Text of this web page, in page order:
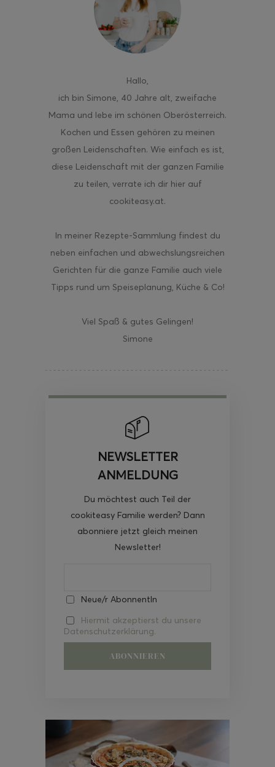
Eis am Stil
Hallo,
ich bin Simone, 40 Jahre alt, zweifache
Mama und lebe im schönen Oberösterreich.
Kochen und Essen gehören zu meinen
großen Leidenschaften. Wie einfach es ist,
diese Leidenschaft mit der ganzen Familie
zu teilen, verrate ich dir hier auf
cookiteasy.at.
In meiner Rezepte-Sammlung findest du
neben einfachen und abwechslungsreichen
Gerichten für die ganze Familie auch viele
Tipps rund um Speiseplanung, Küche & Co!
Viel Spaß & gutes Gelingen!
Simone
NEWSLETTER
ANMELDUNG
Du möchtest auch Teil der
cookiteasy Familie werden? Dann
abonniere jetzt gleich meinen
Newsletter!
Neue/r AbonnentIn
Hiermit akzeptierst du unsere
Datenschutzerklärung.
Video-